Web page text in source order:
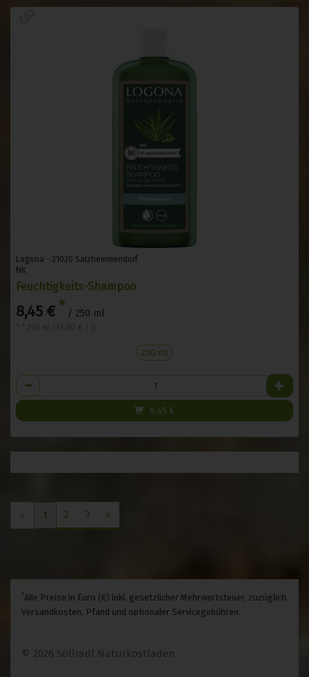
Logona - 31020 Salzhemmendorf
NK
Feuchtigkeits-Shampoo
8,45 € * / 250 ml
250 ml
Anzahl
8,45 €
1 2 3 »
*Alle Preise in Euro (€) inkl. gesetzlicher Mehrwertsteuer, zuzüglich
Versandkosten, Pfand und optionaler Servicegebühren.
© 2026 Söllradl Naturkostladen